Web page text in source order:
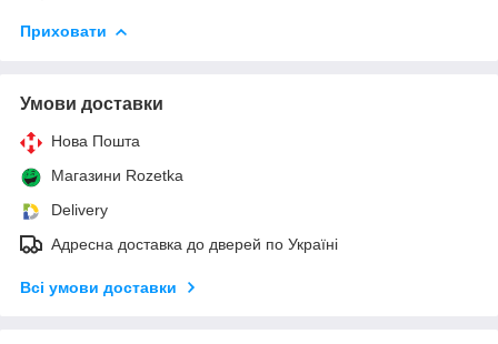
Приховати
Умови доставки
Нова Пошта
Магазини Rozetka
Delivery
Адресна доставка до дверей по Україні
Всі умови доставки